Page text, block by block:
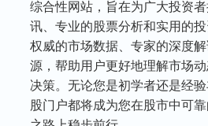
综合性网站，旨在为广大投资
讯、专业的股票分析和实用的
权威的市场数据、专家的深度
源，帮助用户更好地理解市场
决策。无论您是初学者还是经
股门户都将成为您在股市中可